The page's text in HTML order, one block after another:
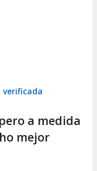
verificada
a medida
mejor